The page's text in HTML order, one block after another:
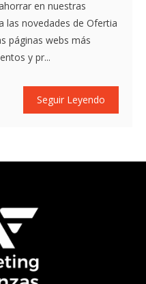
en nuestras
las novedades de Ofertia
páginas webs más
y pr...
Seguir Leyendo